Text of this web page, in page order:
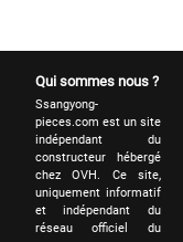
Qui sommes nous ?
Ssangyong-
pieces.com est un site
indépendant du
constructeur hébergé
chez OVH. Ce site,
uniquement informatif
et indépendant du
réseau officiel du